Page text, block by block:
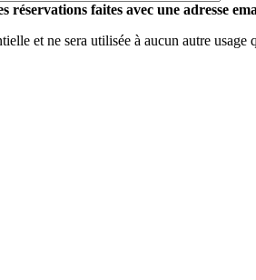
réservations faites avec une adresse
et ne sera utilisée à aucun autre